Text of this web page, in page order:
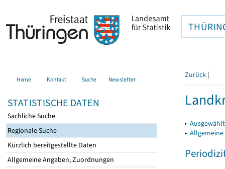
Home Kontakt Suche Newsletter
STATISTISCHE DATEN
Sachliche Suche
Regionale Suche
Kürzlich bereitgestellte Daten
Allgemeine Angaben, Zuordnungen
Zurück |
▸
▸